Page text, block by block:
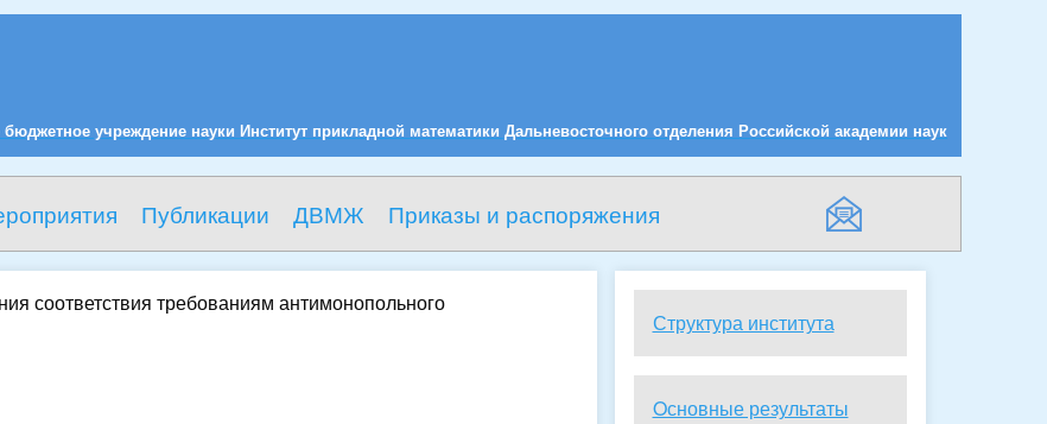
учреждение науки Институт прикладной математики Дальневосточного отделения Российской академии наук
Публикации ДВМЖ Приказы и распоряжения
соответствия требованиям антимонопольного
Структура института
Oсновные результаты